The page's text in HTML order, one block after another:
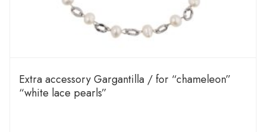
Extra accessory Gargantilla / for “chameleon”
“white lace pearls”